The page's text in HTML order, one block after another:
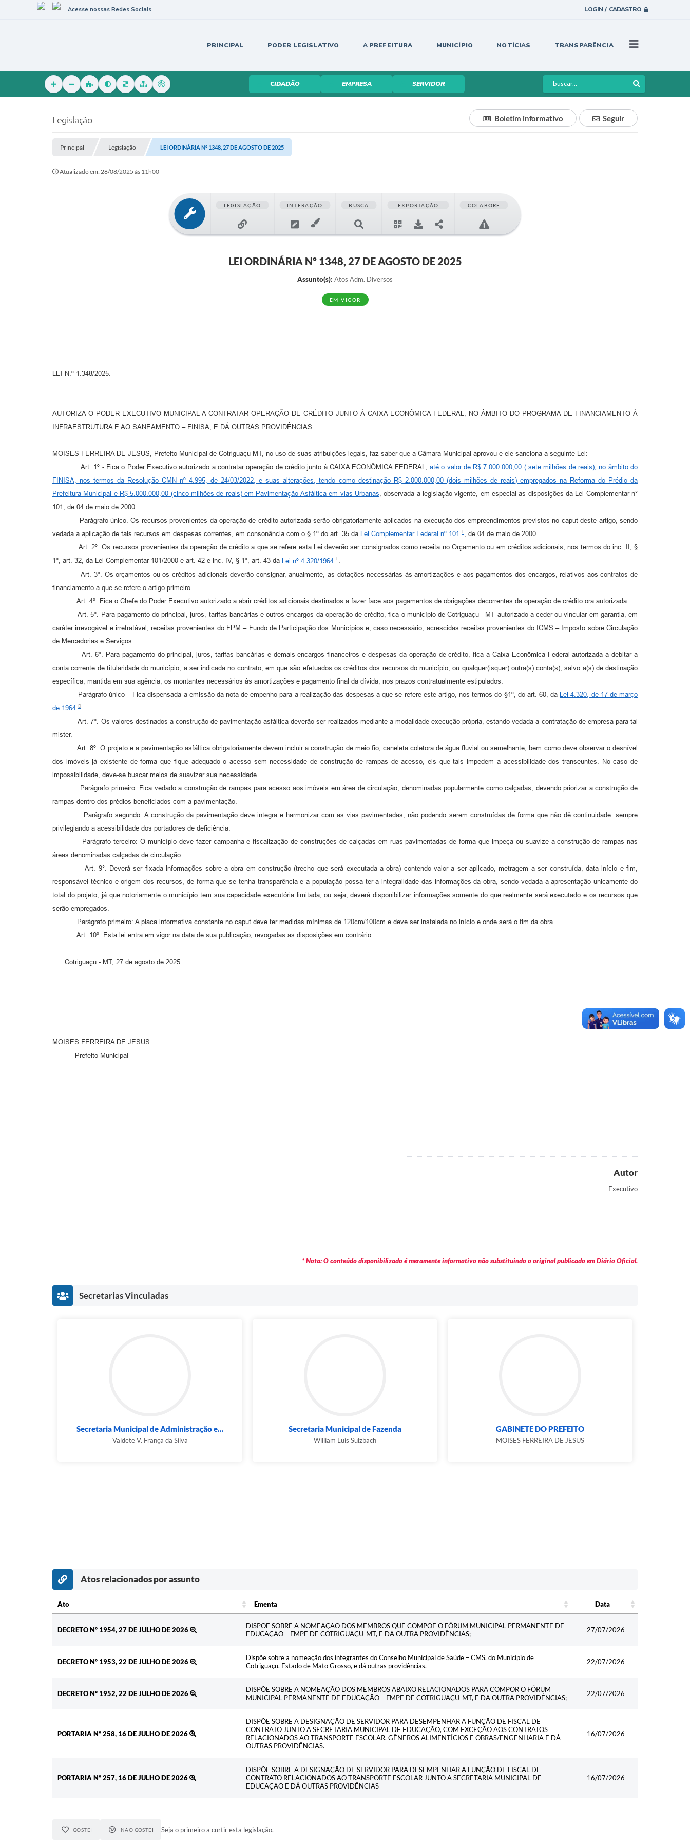
LOGIN / CADASTRO
Acesse nossas Redes Sociais
PRINCIPAL PODER LEGISLATIVO A PREFEITURA MUNICÍPIO NOTÍCIAS TRANSPARÊNCIA
CIDADÃO EMPRESA SERVIDOR
Legislação Seguir
Boletim informativo
Principal Legislação LEI ORDINÁRIA Nº 1348, 27 DE AGOSTO DE 2025
Atualizado em: 28/08/2025 às 11h00
LEGISLAÇÃO INTERAÇÃO BUSCA EXPORTAÇÃO COLABORE
LEI ORDINÁRIA Nº 1348, 27 DE AGOSTO DE 2025
Assunto(s): Atos Adm. Diversos
EM VIGOR
LEI N.º 1.348/2025.
AUTORIZA O PODER EXECUTIVO MUNICIPAL A CONTRATAR OPERAÇÃO DE CRÉDITO JUNTO À CAIXA ECONÔMICA FEDERAL, NO ÂMBITO DO PROGRAMA DE FINANCIAMENTO À
INFRAESTRUTURA E AO SANEAMENTO – FINISA, E DÁ OUTRAS PROVIDÊNCIAS.
MOISES FERREIRA DE JESUS, Prefeito Municipal de Cotriguaçu-MT, no uso de suas atribuições legais, faz saber que a Câmara Municipal aprovou e ele sanciona a seguinte Lei:
Art. 1º - Fica o Poder Executivo autorizado a contratar operação de crédito junto à CAIXA ECONÔMICA FEDERAL, até o valor de R$ 7.000.000,00 ( sete milhões de reais), no âmbito do
FINISA, nos termos da Resolução CMN nº 4.995, de 24/03/2022, e suas alterações, tendo como destinação R$ 2.000.000,00 (dois milhões de reais) empregados na Reforma do Prédio da
Prefeitura Municipal e R$ 5.000.000,00 (cinco milhões de reais) em Pavimentação Asfáltica em vias Urbanas, observada a legislação vigente, em especial as disposições da Lei Complementar n°
101, de 04 de maio de 2000.
Parágrafo único. Os recursos provenientes da operação de crédito autorizada serão obrigatoriamente aplicados na execução dos empreendimentos previstos no caput deste artigo, sendo
vedada a aplicação de tais recursos em despesas correntes, em consonância com o § 1º do art. 35 da Lei Complementar Federal nº 101
, de 04 de maio de 2000.
Art. 2º. Os recursos provenientes da operação de crédito a que se refere esta Lei deverão ser consignados como receita no Orçamento ou em créditos adicionais, nos termos do inc. II, §
1º, art. 32, da Lei Complementar 101/2000 e art. 42 e inc. IV, § 1º, art. 43 da Lei nº 4.320/1964
.
Art. 3º. Os orçamentos ou os créditos adicionais deverão consignar, anualmente, as dotações necessárias às amortizações e aos pagamentos dos encargos, relativos aos contratos de
financiamento a que se refere o artigo primeiro.
Art. 4º. Fica o Chefe do Poder Executivo autorizado a abrir créditos adicionais destinados a fazer face aos pagamentos de obrigações decorrentes da operação de crédito ora autorizada.
Art. 5º. Para pagamento do principal, juros, tarifas bancárias e outros encargos da operação de crédito, fica o município de Cotriguaçu - MT autorizado a ceder ou vincular em garantia, em
caráter irrevogável e irretratável, receitas provenientes do FPM – Fundo de Participação dos Municípios e, caso necessário, acrescidas receitas provenientes do ICMS – Imposto sobre Circulação
de Mercadorias e Serviços.
Art. 6º. Para pagamento do principal, juros, tarifas bancárias e demais encargos financeiros e despesas da operação de crédito, fica a Caixa Econômica Federal autorizada a debitar a
conta corrente de titularidade do município, a ser indicada no contrato, em que são efetuados os créditos dos recursos do município, ou qualquer(isquer) outra(s) conta(s), salvo a(s) de destinação
específica, mantida em sua agência, os montantes necessários às amortizações e pagamento final da dívida, nos prazos contratualmente estipulados.
Parágrafo único – Fica dispensada a emissão da nota de empenho para a realização das despesas a que se refere este artigo, nos termos do §1º, do art. 60, da Lei 4.320, de 17 de março
de 1964
.
Art. 7º. Os valores destinados a construção de pavimentação asfáltica deverão ser realizados mediante a modalidade execução própria, estando vedada a contratação de empresa para tal
mister.
Art. 8º. O projeto e a pavimentação asfáltica obrigatoriamente devem incluir a construção de meio fio, caneleta coletora de água fluvial ou semelhante, bem como deve observar o desnível
dos imóveis já existente de forma que fique adequado o acesso sem necessidade de construção de rampas de acesso, eis que tais impedem a acessibilidade dos transeuntes. No caso de
impossibilidade, deve-se buscar meios de suavizar sua necessidade.
Parágrafo primeiro: Fica vedado a construção de rampas para acesso aos imóveis em área de circulação, denominadas popularmente como calçadas, devendo priorizar a construção de
rampas dentro dos prédios beneficiados com a pavimentação.
Parágrafo segundo: A construção da pavimentação deve integra e harmonizar com as vias pavimentadas, não podendo serem construídas de forma que não dê continuidade. sempre
privilegiando a acessibilidade dos portadores de deficiência.
Parágrafo terceiro: O município deve fazer campanha e fiscalização de construções de calçadas em ruas pavimentadas de forma que impeça ou suavize a construção de rampas nas
áreas denominadas calçadas de circulação.
Art. 9°. Deverá ser fixada informações sobre a obra em construção (trecho que será executada a obra) contendo valor a ser aplicado, metragem a ser construída, data início e fim,
responsável técnico e origem dos recursos, de forma que se tenha transparência e a população possa ter a integralidade das informações da obra, sendo vedada a apresentação unicamente do
total do projeto, já que notoriamente o município tem sua capacidade executória limitada, ou seja, deverá disponibilizar informações somente do que realmente será executado e os recursos que
serão empregados.
Parágrafo primeiro: A placa informativa constante no caput deve ter medidas mínimas de 120cm/100cm e deve ser instalada no início e onde será o fim da obra.
Art. 10º. Esta lei entra em vigor na data de sua publicação, revogadas as disposições em contrário.
Cotriguaçu - MT, 27 de agosto de 2025.
MOISES FERREIRA DE JESUS
Prefeito Municipal
Autor
Executivo
* Nota: O conteúdo disponibilizado é meramente informativo não substituindo o original publicado em Diário Oficial.
Secretarias Vinculadas
Secretaria Municipal de Administração e...
Valdete V. França da Silva
Secretaria Municipal de Fazenda
William Luis Sulzbach
GABINETE DO PREFEITO
MOISES FERREIRA DE JESUS
Atos relacionados por assunto
Ato Ementa
Data
DECRETO Nº 1954, 27 DE JULHO DE 2026
DISPÕE SOBRE A NOMEAÇÃO DOS MEMBROS QUE COMPÕE O FÓRUM MUNICIPAL PERMANENTE DE
EDUCAÇÃO – FMPE DE COTRIGUAÇU-MT, E DA OUTRA PROVIDÊNCIAS;
27/07/2026
DECRETO Nº 1953, 22 DE JULHO DE 2026
Dispõe sobre a nomeação dos integrantes do Conselho Municipal de Saúde – CMS, do Município de
Cotriguaçu, Estado de Mato Grosso, e dá outras providências.
22/07/2026
DECRETO Nº 1952, 22 DE JULHO DE 2026
DISPÕE SOBRE A NOMEAÇÃO DOS MEMBROS ABAIXO RELACIONADOS PARA COMPOR O FÓRUM
MUNICIPAL PERMANENTE DE EDUCAÇÃO – FMPE DE COTRIGUAÇU-MT, E DA OUTRA PROVIDÊNCIAS;
22/07/2026
PORTARIA Nº 258, 16 DE JULHO DE 2026
DISPÕE SOBRE A DESIGNAÇÃO DE SERVIDOR PARA DESEMPENHAR A FUNÇÃO DE FISCAL DE
CONTRATO JUNTO A SECRETARIA MUNICIPAL DE EDUCAÇÃO, COM EXCEÇÃO AOS CONTRATOS
RELACIONADOS AO TRANSPORTE ESCOLAR, GÊNEROS ALIMENTÍCIOS E OBRAS/ENGENHARIA E DÁ
OUTRAS PROVIDÊNCIAS.
16/07/2026
PORTARIA Nº 257, 16 DE JULHO DE 2026
DISPÕE SOBRE A DESIGNAÇÃO DE SERVIDOR PARA DESEMPENHAR A FUNÇÃO DE FISCAL DE
CONTRATO RELACIONADOS AO TRANSPORTE ESCOLAR JUNTO A SECRETARIA MUNICIPAL DE
EDUCAÇÃO E DÁ OUTRAS PROVIDÊNCIAS
16/07/2026
GOSTEI NÃO GOSTEI Seja o primeiro a curtir esta legislação.